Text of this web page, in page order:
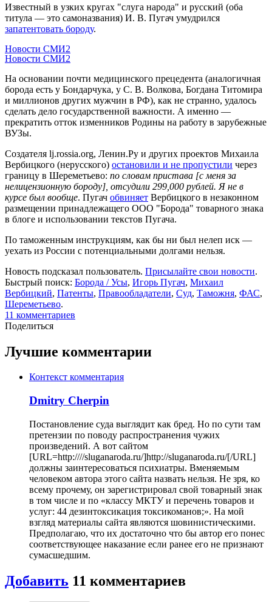
Известный в узких кругах "слуга народа" и русский (оба
титула — это самоназвания) И. В. Пугач умудрился
запатентовать бороду.
Новости СМИ2
Новости СМИ2
На основании почти медицинского прецедента (аналогичная
борода есть у Бондарчука, у С. В. Волкова, Богдана Титомира
и миллионов других мужчин в РФ), как не странно, удалось
сделать дело государственной важности. А именно —
прекратить отток изменников Родины на работу в зарубежные
ВУЗы.
Создателя lj.rossia.org, Ленин.Ру и других проектов Михаила
Вербицкого (нерусского) остановили и не пропустили через
границу в Шереметьево: по словам пристава [с меня за
нелицензионную бороду], отсудили 299,000 рублей. Я не в
курсе был вообще. Пугач обвиняет Вербицкого в незаконном
размещении принадлежащего ООО "Борода" товарного знака
в блоге и использовании текстов Пугача.
По таможенным инструкциям, как бы ни был нелеп иск —
уехать из России с потенциальными долгами нельзя.
Новость подсказал пользователь. Присылайте свои новости.
Быстрый поиск: Борода / Усы, Игорь Пугач, Михаил
Вербицкий, Патенты, Правообладатели, Суд, Таможня, ФАС,
Шереметьево.
11 комментариев
Поделиться
Лучшие комментарии
Контекст комментария
Dmitry Cherpin
Постановление суда выглядит как бред. Но по сути там
претензии по поводу распространения чужих
произведений. А вот сайтом
[URL=http:////sluganaroda.ru/]http://sluganaroda.ru/[/URL]
должны заинтересоваться психиатры. Вменяемым
человеком автора этого сайта назвать нельзя. Не зря, ко
всему прочему, он зарегистрировал свой товарный знак
в том числе и по «классу МКТУ и перечень товаров и
услуг: 44 дезинтоксикация токсикоманов;». На мой
взгляд материалы сайта являются шовинистическими.
Предполагаю, что их достаточно что бы автор его понес
соответствующее наказание если ранее его не признают
сумасшедшим.
Добавить 11 комментариев